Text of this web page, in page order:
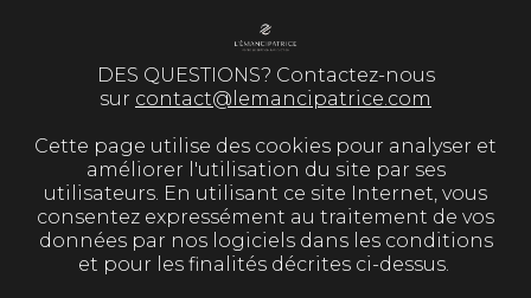
DES QUESTIONS? Contactez-nous
sur contact@lemancipatrice.com
Cette page utilise des cookies pour analyser et
améliorer l'utilisation du site par ses
utilisateurs. En utilisant ce site Internet, vous
consentez expressément au traitement de vos
données par nos logiciels dans les conditions
et pour les finalités décrites ci-dessus.